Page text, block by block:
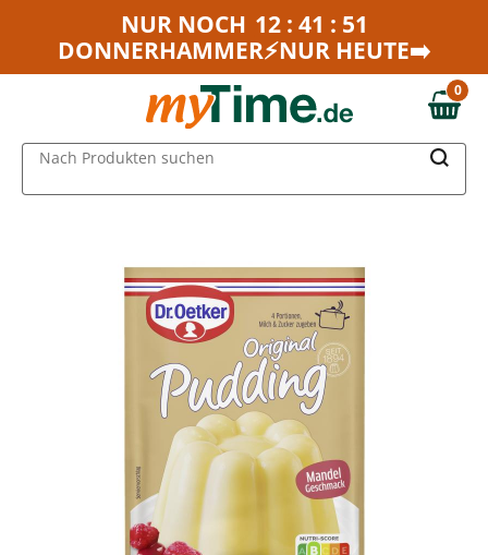
Zum Hauptinhalt springen
Zur Navigation springen
NUR NOCH 12 : 41 : 51
DONNERHAMMER⚡NUR HEUTE➡️
0,00 €
0
Nach Produkten suchen